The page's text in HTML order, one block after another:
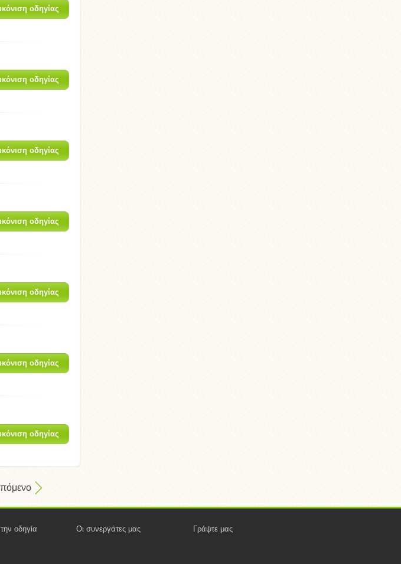
οδηγίας
οδηγίας
οδηγίας
οδηγίας
οδηγίας
οδηγίας
οδηγίας
οδηγία Οι συνεργάτες μας Γράψτε μας